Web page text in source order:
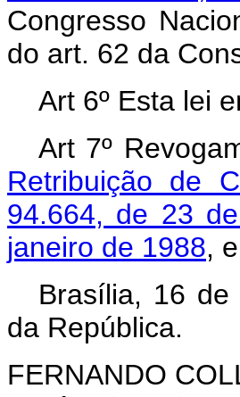
Congresso
do art. 62 da
Art 6º Esta lei
Art 7º
Retribuição de
94.664, de 23
janeiro de 1988,
Brasília, 16 de
da República.
FERNANDO